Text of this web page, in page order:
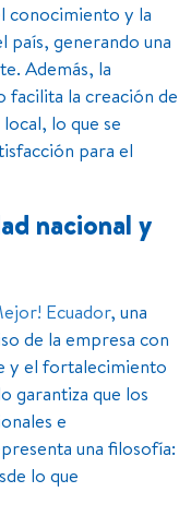
conocimiento y la
país, generando una
Además, la
facilita la creación de
lo que se
para el
nacional y
Ecuador, una
de la empresa con
y el fortalecimiento
garantiza que los
e
una filosofía:
lo que